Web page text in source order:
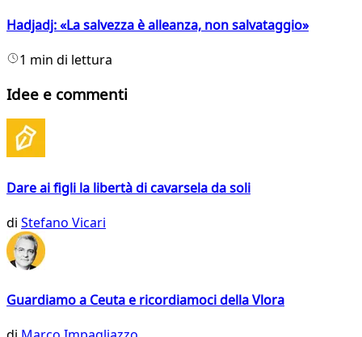
Hadjadj: «La salvezza è alleanza, non salvataggio»
1 min di lettura
Idee e commenti
Dare ai figli la libertà di cavarsela da soli
di Stefano Vicari
Guardiamo a Ceuta e ricordiamoci della Vlora